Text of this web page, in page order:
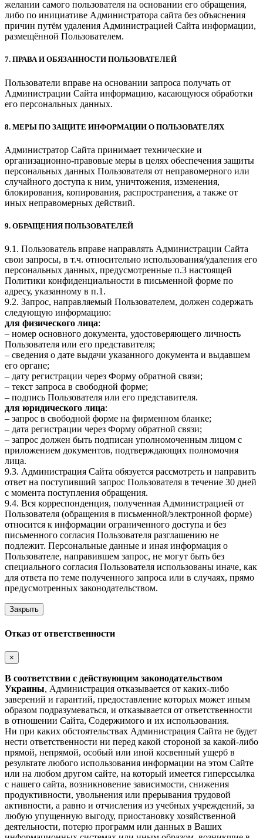
желании самого пользователя на основании его обращения,
либо по инициативе Администратора сайта без объяснения
причин путём удаления Администрацией Сайта информации,
размещённой Пользователем.
7. ПРАВА И ОБЯЗАННОСТИ ПОЛЬЗОВАТЕЛЕЙ
Пользователи вправе на основании запроса получать от
Администрации Сайта информацию, касающуюся обработки
его персональных данных.
8. МЕРЫ ПО ЗАЩИТЕ ИНФОРМАЦИИ О ПОЛЬЗОВАТЕЛЯХ
Администратор Сайта принимает технические и
организационно-правовые меры в целях обеспечения защиты
персональных данных Пользователя от неправомерного или
случайного доступа к ним, уничтожения, изменения,
блокирования, копирования, распространения, а также от
иных неправомерных действий.
9. ОБРАЩЕНИЯ ПОЛЬЗОВАТЕЛЕЙ
9.1. Пользователь вправе направлять Администрации Сайта
свои запросы, в т.ч. относительно использования/удаления его
персональных данных, предусмотренные п.3 настоящей
Политики конфиденциальности в письменной форме по
адресу, указанному в п.1.
9.2. Запрос, направляемый Пользователем, должен содержать
следующую информацию:
для физического лица:
– номер основного документа, удостоверяющего личность
Пользователя или его представителя;
– сведения о дате выдачи указанного документа и выдавшем
его органе;
– дату регистрации через Форму обратной связи;
– текст запроса в свободной форме;
– подпись Пользователя или его представителя.
для юридического лица:
– запрос в свободной форме на фирменном бланке;
– дата регистрации через Форму обратной связи;
– запрос должен быть подписан уполномоченным лицом с
приложением документов, подтверждающих полномочия
лица.
9.3. Администрация Сайта обязуется рассмотреть и направить
ответ на поступивший запрос Пользователя в течение 30 дней
с момента поступления обращения.
9.4. Вся корреспонденция, полученная Администрацией от
Пользователя (обращения в письменной/электронной форме)
относится к информации ограниченного доступа и без
письменного согласия Пользователя разглашению не
подлежит. Персональные данные и иная информация о
Пользователе, направившем запрос, не могут быть без
специального согласия Пользователя использованы иначе, как
для ответа по теме полученного запроса или в случаях, прямо
предусмотренных законодательством.
Закрыть
Отказ от ответственности
×
В соответствии с действующим законодательством
Украины, Администрация отказывается от каких-либо
заверений и гарантий, предоставление которых может иным
образом подразумеваться, и отказывается от ответственности
в отношении Сайта, Содержимого и их использования.
Ни при каких обстоятельствах Администрация Сайта не будет
нести ответственности ни перед какой стороной за какой-либо
прямой, непрямой, особый или иной косвенный ущерб в
результате любого использования информации на этом Сайте
или на любом другом сайте, на который имеется гиперссылка
с нашего cайта, возникновение зависимости, снижения
продуктивности, увольнения или прерывания трудовой
активности, а равно и отчисления из учебных учреждений, за
любую упущенную выгоду, приостановку хозяйственной
деятельности, потерю программ или данных в Ваших